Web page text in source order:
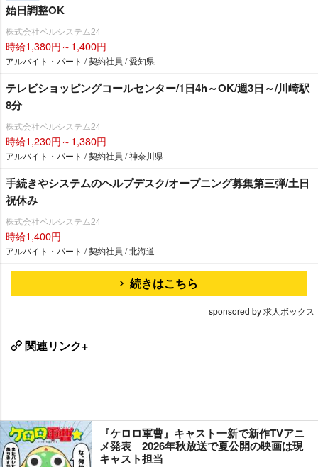
始日調整OK
株式会社ベルシステム24
時給1,380円～1,400円
アルバイト・パート / 契約社員 / 愛知県
テレビショッピングコールセンター/1日4h～OK/週3日～/川崎駅
8分
株式会社ベルシステム24
時給1,230円～1,380円
アルバイト・パート / 契約社員 / 神奈川県
手続きやシステムのヘルプデスク/オープニング募集第三弾/土日
祝休み
株式会社ベルシステム24
時給1,400円
アルバイト・パート / 契約社員 / 北海道
続きはこちら
sponsored by 求人ボックス
関連リンク+
『ケロロ軍曹』キャスト一新で新作TVアニ
メ発表 2026年秋放送で夏公開の映画は現
キャスト担当